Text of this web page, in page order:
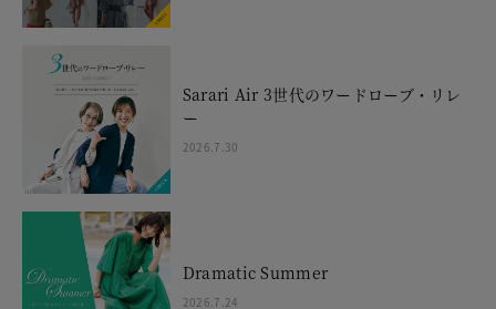
Sarari Air 3世代のワードローブ・リレ
ー
2026.7.30
Dramatic Summer
2026.7.24